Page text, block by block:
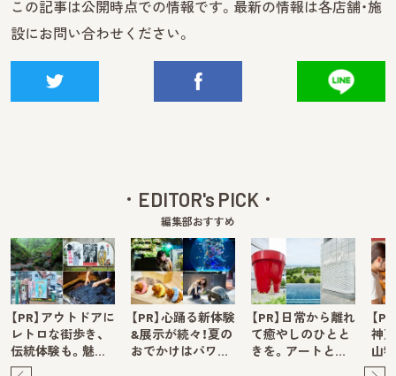
この記事は公開時点での情報です。最新の情報は各店舗・施
設にお問い合わせください。
EDITOR's PICK
編集部おすすめ
【PR】アウトドアに
レトロな街歩き、
伝統体験も。魅…
【PR】心踊る新体験
&展示が続々！夏の
おでかけはパワ…
【PR】日常から離れ
て癒やしのひとと
きを。アートと…
【
神
山